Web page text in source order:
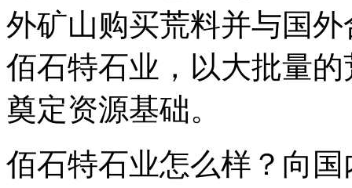
外矿山购买荒料并与国
佰石特石业，以大批量
奠定资源基础。
佰石特石业怎么样？向